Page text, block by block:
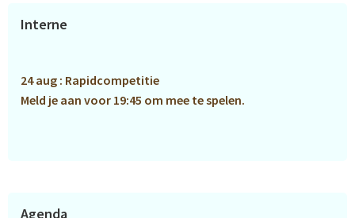
Primaire
Interne
24 aug : Rapidcompetitie
Meld je aan voor 19:45 om mee te spelen.
Agenda